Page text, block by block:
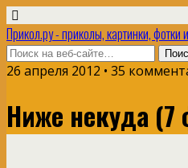
Прикол.ру - приколы, картинки, фотки
26 апреля 2012 • 35
Ниже некуда (7